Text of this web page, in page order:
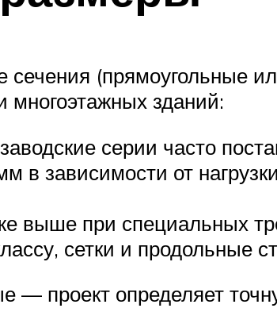
(прямоугольные
зданий:
серии часто
в зависимости от
выше при специальных
сетки и продольные
— проект определяет